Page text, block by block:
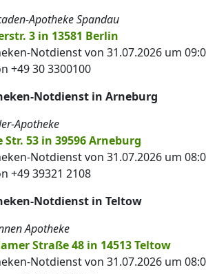
Apotheke Spandau
3 in 13581 Berlin
Notdienst von 31.07.2026 um
+49 30 3300100
Notdienst in Arneburg
Apotheke
Str. 53 in 39596 Arneburg
Notdienst von 31.07.2026 um
+49 39321 2108
Notdienst in Teltow
Apotheke
Straße 48 in 14513 Teltow
Notdienst von 31.07.2026 um